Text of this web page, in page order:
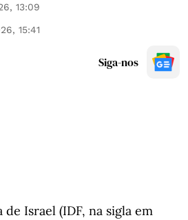
13:09
15:41
Siga-nos
de Israel (IDF, na sigla em